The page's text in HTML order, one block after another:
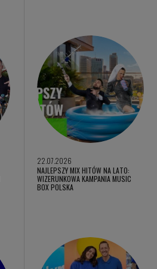
22.07.2026
NAJLEPSZY MIX HITÓW NA LATO:
WIZERUNKOWA KAMPANIA MUSIC
BOX POLSKA